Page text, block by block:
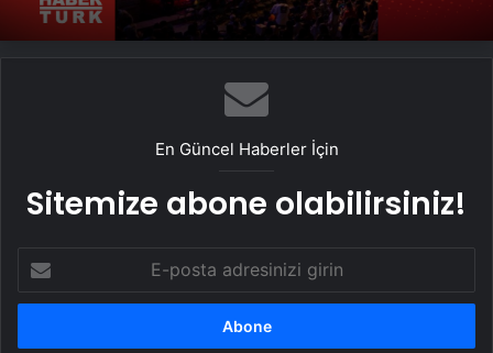
En Güncel Haberler İçin
Sitemize abone olabilirsiniz!
posta
adresinizi